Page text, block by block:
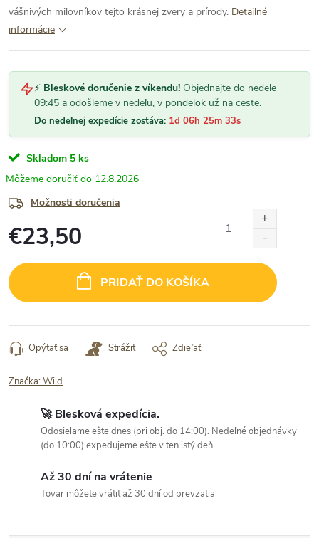
vášnivých milovníkov tejto krásnej zvery a prírody. Detailné
informácie
⚡ Bleskové doručenie z víkendu! Objednajte do nedele
09:45 a odošleme v nedeľu, v pondelok už na ceste.
Do nedeľnej expedície zostáva: 1d 06h 25m 32s
Skladom 5 ks
12.8.2026
Možnosti doručenia
€23,50
cena:
PRIDAŤ DO KOŠÍKA
Opýtať sa Strážiť Zdieľať
Značka:Wild
🚀 Blesková expedícia.
Odosielame ešte dnes (pri obj. do 14:00). Nedeľné objednávky
(do 10:00) expedujeme ešte v ten istý deň.
Až 30 dní na vrátenie
Tovar môžete vrátiť až 30 dní od prevzatia